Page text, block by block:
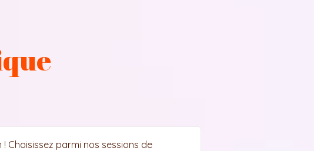
Choisissez parmi nos sessions de